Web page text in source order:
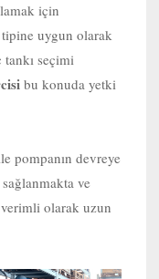
için
tipine uygun olarak
tankı seçimi
bu konuda yetki
pompanın devreye
ve
verimli olarak uzun